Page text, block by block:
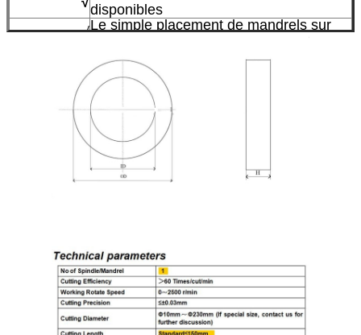
disponibles
√Le simple placement de mandrels sur
précision
Diamètre extérieur du support (OD)
jusqu'à 230 mm
Épaisseur de paroi du tube de support
jusqu'à 22 mm